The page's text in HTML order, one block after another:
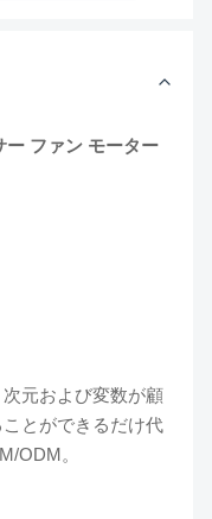
ー ファン モーター
元および変数が顧
とができるだけ代
ODM。